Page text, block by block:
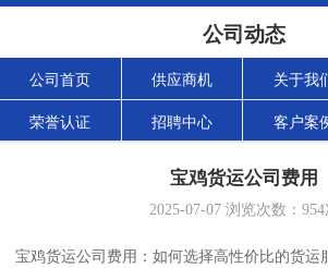
公司动态
公司首页 供应商机 关于我
荣誉认证 招聘中心 客户案
宝鸡货运公司费用
2025-07-07浏览次数： 954
宝鸡货运公司费用：如何选择高性价比的货运